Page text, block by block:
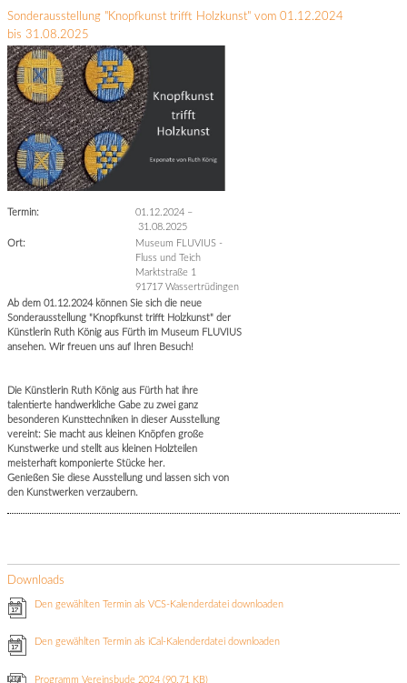
Sonderausstellung "Knopfkunst trifft Holzkunst" vom 01.12.2024
bis 31.08.2025
Termin: 01.12.2024 –
31.08.2025
Ort:
Museum FLUVIUS -
Fluss und Teich
Marktstraße 1
91717 Wassertrüdingen
Ab dem 01.12.2024 können Sie sich die neue
Sonderausstellung "Knopfkunst trifft Holzkunst" der
Künstlerin Ruth König aus Fürth im Museum FLUVIUS
ansehen. Wir freuen uns auf Ihren Besuch!
Die Künstlerin Ruth König aus Fürth hat ihre
talentierte handwerkliche Gabe zu zwei ganz
besonderen Kunsttechniken in dieser Ausstellung
vereint: Sie macht aus kleinen Knöpfen große
Kunstwerke und stellt aus kleinen Holzteilen
meisterhaft komponierte Stücke her.
Genießen Sie diese Ausstellung und lassen sich von
den Kunstwerken verzaubern.
Downloads
Den gewählten Termin als VCS-Kalenderdatei downloaden
Den gewählten Termin als iCal-Kalenderdatei downloaden
Programm Vereinsbude 2024(90.71 KB)